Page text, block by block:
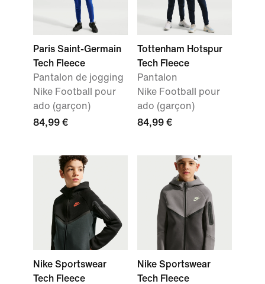
Paris Saint-Germain
Tech Fleece
Pantalon de jogging
Nike Football pour
ado (garçon)
84,99 €
Tottenham Hotspur
Tech Fleece
Pantalon
Nike Football pour
ado (garçon)
84,99 €
Nike Sportswear
Tech Fleece
Nike Sportswear
Tech Fleece